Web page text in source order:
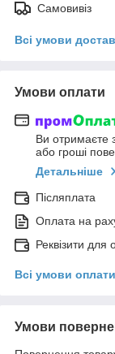
Самовивіз
Всі умови
Умови оплати
Ви отримаєте
або гроші
Детальніше
Післяплата
Оплата на
Реквізити для
Всі умови оплати
Умови